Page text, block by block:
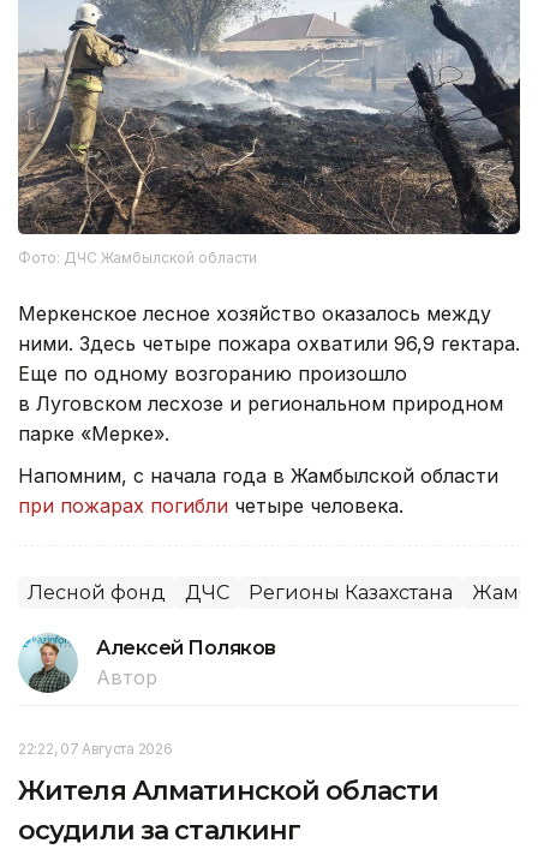
Фото: ДЧС Жамбылской области
Меркенское лесное хозяйство оказалось между
ними. Здесь четыре пожара охватили 96,9 гектара.
Еще по одному возгоранию произошло
в Луговском лесхозе и региональном природном
парке «Мерке».
Напомним, с начала года в Жамбылской области
при пожарах погибли четыре человека.
Лесной фонд ДЧС Регионы Казахстана
Алексей Поляков
Автор
22:22, 07 Августа 2026
Жителя Алматинской области
осудили за сталкинг